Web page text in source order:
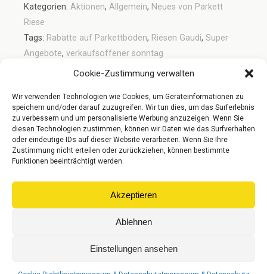
Cookie-Zustimmung verwalten
Wir verwenden Technologien wie Cookies, um Geräteinformationen zu
speichern und/oder darauf zuzugreifen. Wir tun dies, um das Surferlebnis
zu verbessern und um personalisierte Werbung anzuzeigen. Wenn Sie
diesen Technologien zustimmen, können wir Daten wie das Surfverhalten
oder eindeutige IDs auf dieser Website verarbeiten. Wenn Sie Ihre
Zustimmung nicht erteilen oder zurückziehen, können bestimmte
Funktionen beeinträchtigt werden.
Akzeptieren
Ablehnen
Einstellungen ansehen
Kategorien: Aktionen, Allgemein, Neues von Parkett
Riese
Tags: Rabatte auf Parkettböden, Riesen Gaudi, Super
Angebote, verkaufsoffener sonntag
Vorheriger Beitrag
Umbau Zum Neuen Studio
Startet!
Nächster Beitrag
Unsere Vollholzdielen Zum
Riesen Gaudi Preis
Mobil Desktop